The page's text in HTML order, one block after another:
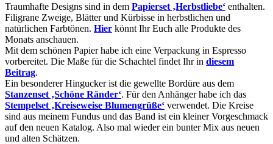
Traumhafte Designs sind in dem Papierset ‚Herbstliebe‘ enthalten.
Filigrane Zweige, Blätter und Kürbisse in herbstlichen und
natürlichen Farbtönen. Hier könnt Ihr Euch alle Produkte des
Monats anschauen.
Mit dem schönen Papier habe ich eine Verpackung in Espresso
vorbereitet. Die Maße für die Schachtel findet Ihr in diesem
Beitrag.
Ein besonderer Hingucker ist die gewellte Bordüre aus dem
Stanzenset ‚Schöne Ränder‘. Für den Anhänger habe ich das
Stempelset ‚Kreiseweise Blumengrüße‘ verwendet. Die Kreise
sind aus meinem Fundus und das Band ist ein kleiner Vorgeschmack
auf den neuen Katalog. Also mal wieder ein bunter Mix aus neuen
und alten Schätzen.